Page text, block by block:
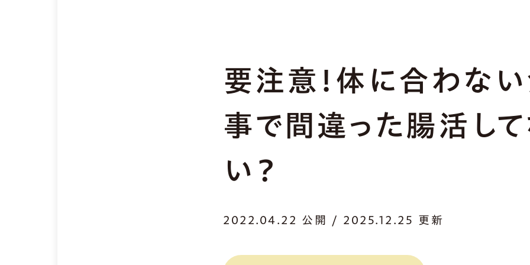
要注意！体に合わな
事で間違った腸活し
い？
2022.04.22 公開 / 2025.12.25 更新